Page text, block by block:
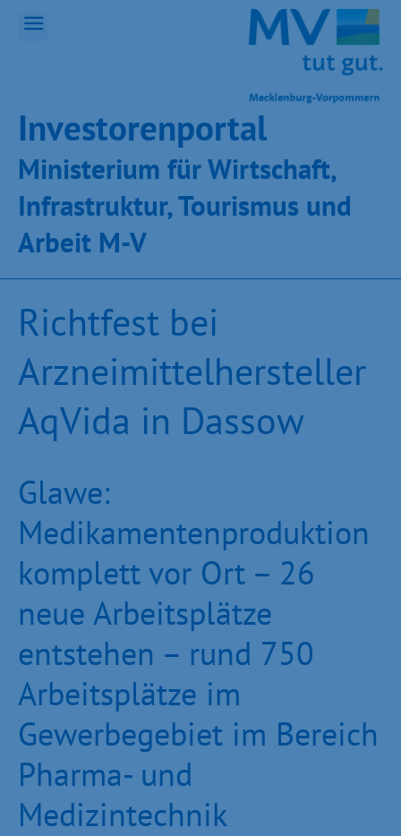
Inves­toren­por­tal
Ministeri­um für Wirt­schaft,
Infra­struk­tur, Tou­ris­mus und
Ar­beit M-V
Richtfest bei
Arzneimittelhersteller
AqVida in Dassow
Glawe:
Medikamentenproduktion
komplett vor Ort – 26
neue Arbeitsplätze
entstehen – rund 750
Arbeitsplätze im
Gewerbegebiet im Bereich
Pharma- und
Medizintechnik